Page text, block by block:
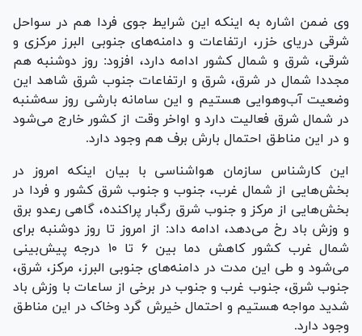
وی ضمن اشاره به اینکه این شرایط جوی فردا هم در سواحل
شرقی دریای خزر، ارتفاعات و دامنه‌های جنوبی البرز مرکزی و
شرقی، شرق و شمال کشور ادامه دارد، افزود: روز دوشنبه هم
مجددا شمال در شرق، شرق و ارتفاعات جنوب شرق شاهد این
وضعیت آب‌وهوایی هستیم و این سامانه بارشی روز سه‌شنبه
در شمال شرق فعالیت دارد و اواخر وقت از کشور خارج می‌شود
و در این مناطق احتمال بارش برف هم وجود دارد.
این کارشناس سازمان هواشناسی با بیان اینکه امروز در
بخش‌هایی از شمال غرب، جنوب و جنوب شرق کشور و فردا در
بخش‌هایی از مرکز و جنوب شرق رگبار پراکنده، گاهی رعدو برق
و وزش باد رخ می‌دهد، ادامه داد: از امروز تا روز دوشنبه برای
شمال غرب کشور کاهش دما بین ۶ تا ۱۰ درجه پیش‌بینی
می‌شود و طی این مدت در دامنه‌های جنوبی البرز، مرکز، شرق،
جنوب شرق، جنوب غرب و جنوب در برخی از ساعات با وزش باد
شدید مواجه هستیم و احتمال خیرش گرد و‌خاک در این مناطق
وجود دارد.